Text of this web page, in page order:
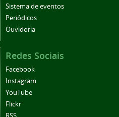
Sistema de eventos
Periódicos
Ouvidoria
Redes Sociais
Facebook
Instagram
YouTube
Flickr